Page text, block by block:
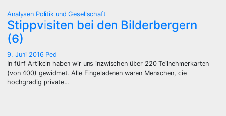
Analysen Politik und Gesellschaft
Stippvisiten bei den Bilderbergern
(6)
9. Juni 2016 Ped
In fünf Artikeln haben wir uns inzwischen über 220 Teilnehmerkarten
(von 400) gewidmet. Alle Eingeladenen waren Menschen, die
hochgradig private…